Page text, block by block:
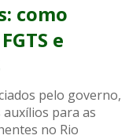
como
e
pelo governo,
auxílios para as
no Rio